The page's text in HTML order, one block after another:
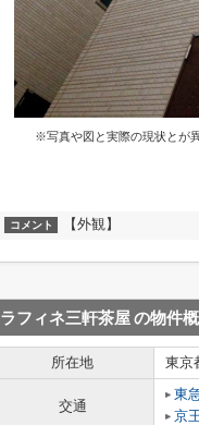
※写真や図と実際の現状とが
コメント 【外観】
ラフィネ三軒茶屋の物件
所在地 東京
交通
東
京